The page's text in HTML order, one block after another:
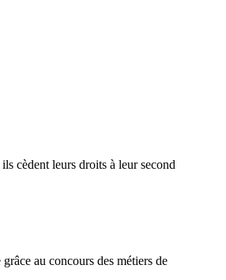
cèdent leurs droits à leur second
au concours des métiers de